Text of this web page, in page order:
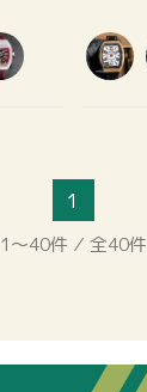
1
1～40件 ⁄ 全40件